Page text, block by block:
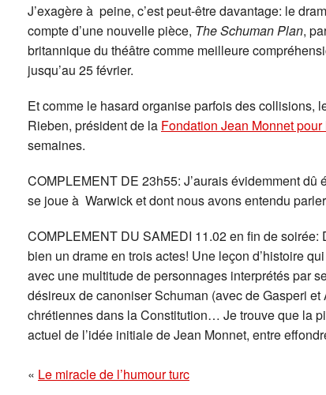
J’exagère à peine, c’est peut-être davantage: le
compte d’une nouvelle pièce, The Schuman Plan,
britannique du théâtre comme meilleure
jusqu’au 25 février.
Et comme le hasard organise parfois des collisions,
Rieben, président de la Fondation Jean Monnet pour
semaines.
COMPLEMENT DE 23h55: J’aurais évidemment dû
se joue à Warwick et dont nous avons entendu
COMPLEMENT DU SAMEDI 11.02 en fin de soirée:
bien un drame en trois actes! Une leçon d’histoire
avec une multitude de personnages interprétés par
désireux de canoniser Schuman (avec de Gasperi et
chrétiennes dans la Constitution… Je trouve que la
actuel de l’idée initiale de Jean Monnet, entre
« Le miracle de l’humour turc